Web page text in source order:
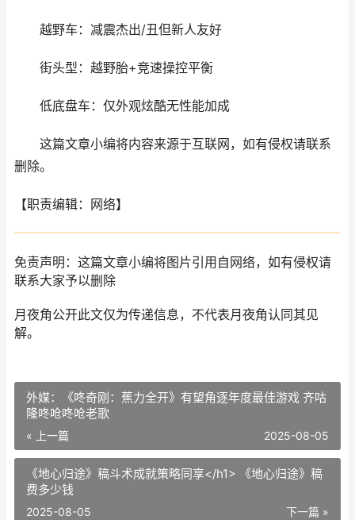
越野车：减震杰出/丑但新人友好
街头型：越野胎+竞速操控平衡
低底盘车：仅外观炫酷无性能加成
这篇文章小编将内容来源于互联网，如有侵权请联系
删除。
【职责编辑：网络】
免责声明：这篇文章小编将图片引用自网络，如有侵权请
联系大家予以删除
月夜角公开此文仅为传递信息，不代表月夜角认同其见
解。
外媒：《咚奇刚：蕉力全开》有望角逐年度最佳游戏 齐咕
隆咚呛咚呛老歌
« 上一篇 2025-08-05
《地心归途》稿斗术成就策略同享</h1> 《地心归途》稿
费多少钱
下一篇 »
2025-08-05